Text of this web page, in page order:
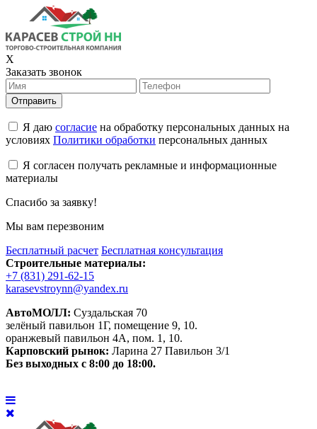
X
Заказать звонок
Отправить
Я даю согласие на обработку персональных данных на
условиях Политики обработки персональных данных
Я согласен получать рекламные и информационные
материалы
Спасибо за заявку!
Мы вам перезвоним
Бесплатный расчет Бесплатная консультация
Строительные материалы:
+7 (831) 291-62-15
karasevstroynn@yandex.ru
АвтоМОЛЛ: Суздальская 70
зелёный павильон 1Г, помещение 9, 10.
оранжевый павильон 4А, пом. 1, 10.
Карповский рынок: Ларина 27 Павильон 3/1
Без выходных с 8:00 до 18:00.